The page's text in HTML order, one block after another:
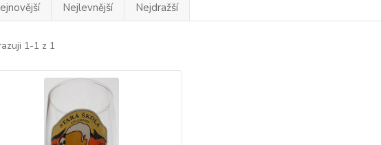
Nejlevnější Nejdražší
1-1 z 1